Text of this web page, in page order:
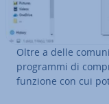
Oltre a delle
programmi di
funzione con cui